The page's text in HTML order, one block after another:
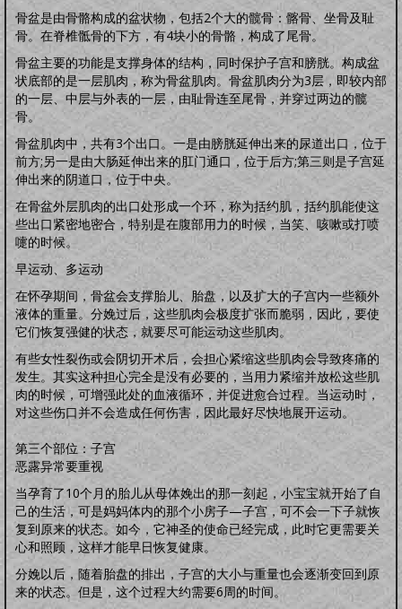
骨盆是由骨骼构成的盆状物，包括2个大的髋骨：髂骨、坐骨及耻
骨。在脊椎骶骨的下方，有4块小的骨骼，构成了尾骨。
骨盆主要的功能是支撑身体的结构，同时保护子宫和膀胱。构成盆
状底部的是一层肌肉，称为骨盆肌肉。骨盆肌肉分为3层，即较内部
的一层、中层与外表的一层，由耻骨连至尾骨，并穿过两边的髋
骨。
骨盆肌肉中，共有3个出口。一是由膀胱延伸出来的尿道出口，位于
前方;另一是由大肠延伸出来的肛门通口，位于后方;第三则是子宫延
伸出来的阴道口，位于中央。
在骨盆外层肌肉的出口处形成一个环，称为括约肌，括约肌能使这
些出口紧密地密合，特别是在腹部用力的时候，当笑、咳嗽或打喷
嚏的时候。
早运动、多运动
在怀孕期间，骨盆会支撑胎儿、胎盘，以及扩大的子宫内一些额外
液体的重量。分娩过后，这些肌肉会极度扩张而脆弱，因此，要使
它们恢复强健的状态，就要尽可能运动这些肌肉。
有些女性裂伤或会阴切开术后，会担心紧缩这些肌肉会导致疼痛的
发生。其实这种担心完全是没有必要的，当用力紧缩并放松这些肌
肉的时候，可增强此处的血液循环，并促进愈合过程。当运动时，
对这些伤口并不会造成任何伤害，因此最好尽快地展开运动。
第三个部位：子宫
恶露异常要重视
当孕育了10个月的胎儿从母体娩出的那一刻起，小宝宝就开始了自
己的生活，可是妈妈体内的那个小房子—子宫，可不会一下子就恢
复到原来的状态。如今，它神圣的使命已经完成，此时它更需要关
心和照顾，这样才能早日恢复健康。
分娩以后，随着胎盘的排出，子宫的大小与重量也会逐渐变回到原
来的状态。但是，这个过程大约需要6周的时间。